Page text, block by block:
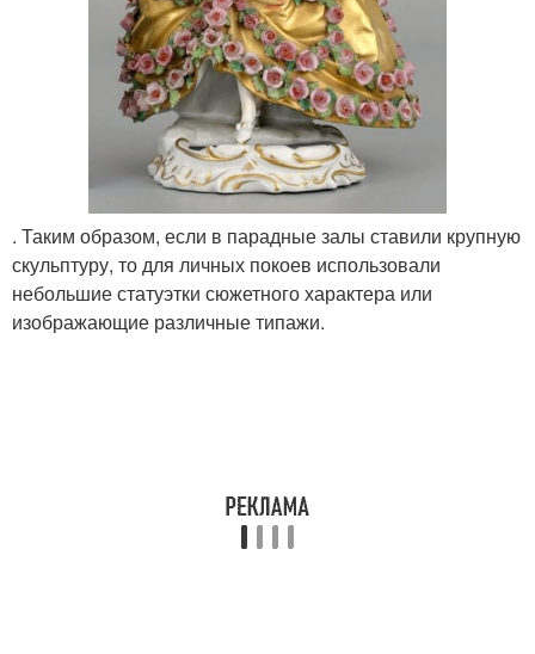
. Таким образом, если в парадные залы ставили крупную
скульптуру, то для личных покоев использовали
небольшие статуэтки сюжетного характера или
изображающие различные типажи.